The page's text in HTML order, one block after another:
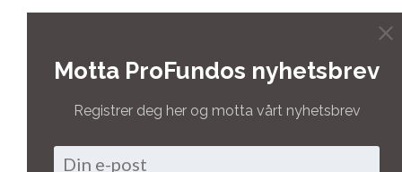
Motta ProFundos nyhetsbrev
Registrer deg her og motta vårt nyhetsbrev